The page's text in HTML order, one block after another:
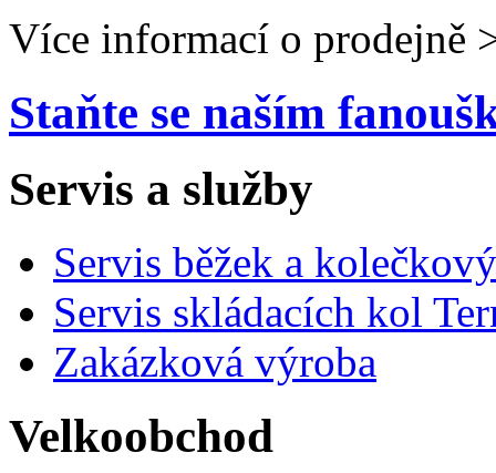
Více informací o prodejně
Staňte se naším
Servis a služby
Servis běžek a
Servis skládacích kol
Zakázková výroba
Velkoobchod